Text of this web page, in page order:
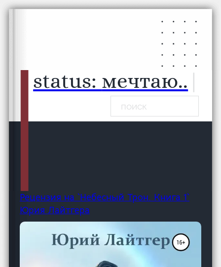
Перейти к основному содержанию
Перейти к нижнему колонтитулу
status: мечтаю... |
Поиск
Рецензия на `Небесный Трон. Книга 1`
Юрия Лайтгера